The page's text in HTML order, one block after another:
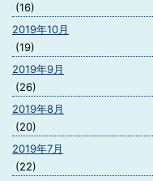
(16)
2019年10月
(19)
2019年9月
(26)
2019年8月
(20)
2019年7月
(22)